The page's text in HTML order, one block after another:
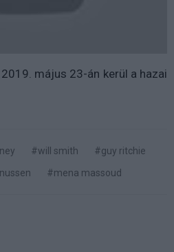
május 23-án kerül a hazai
#will smith
#guy ritchie
#mena massoud